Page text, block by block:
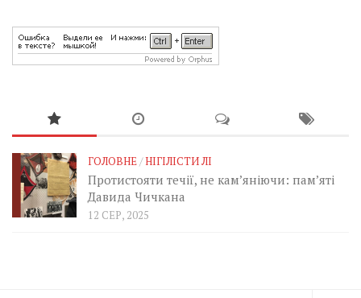
ГОЛОВНЕ /НІГІЛІСТИ ЛІ
Протистояти течії, не кам’яніючи: пам’яті
Давида Чичкана
12 СЕР, 2025